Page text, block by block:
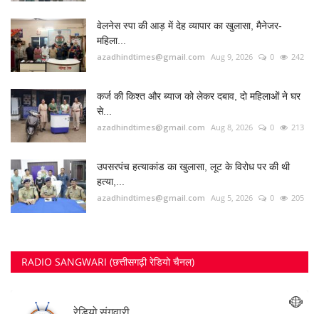
वेलनेस स्पा की आड़ में देह व्यापार का खुलासा, मैनेजर-
महिला...
azadhindtimes@gmail.com Aug 9, 2026 0 242
कर्ज की किश्त और ब्याज को लेकर दबाव, दो महिलाओं ने घर
से...
azadhindtimes@gmail.com Aug 8, 2026 0 213
उपसरपंच हत्याकांड का खुलासा, लूट के विरोध पर की थी
हत्या,...
azadhindtimes@gmail.com Aug 5, 2026 0 205
RADIO SANGWARI (छत्तीसगढ़ी रेडियो चैनल)